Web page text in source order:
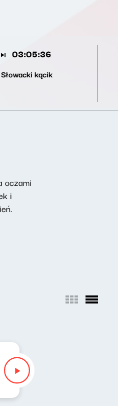
03:05:36
Słowacki kącik
oczami
i